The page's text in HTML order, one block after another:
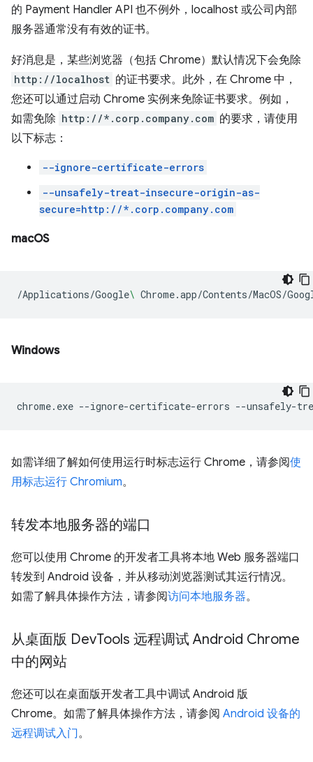
的 Payment Handler API 也不例外，localhost 或公司内部
服务器通常没有有效的证书。
好消息是，某些浏览器（包括 Chrome）默认情况下会免除
http://localhost 的证书要求。此外，在 Chrome 中，
您还可以通过启动 Chrome 实例来免除证书要求。例如，
如需免除 http://*.corp.company.com 的要求，请使用
以下标志：
--ignore-certificate-errors
--unsafely-treat-insecure-origin-as-
secure=http://*.corp.company.com
macOS
/Applications/Google\ Chrome.app/Contents/MacOS/
Windows
chrome.exe --ignore-certificate-errors --unsafely-
如需详细了解如何使用运行时标志运行 Chrome，请参阅使
用标志运行 Chromium。
转发本地服务器的端口
您可以使用 Chrome 的开发者工具将本地 Web 服务器端口
转发到 Android 设备，并从移动浏览器测试其运行情况。
如需了解具体操作方法，请参阅访问本地服务器。
从桌面版 DevTools 远程调试 Android Chrome
中的网站
您还可以在桌面版开发者工具中调试 Android 版
Chrome。如需了解具体操作方法，请参阅 Android 设备的
远程调试入门。